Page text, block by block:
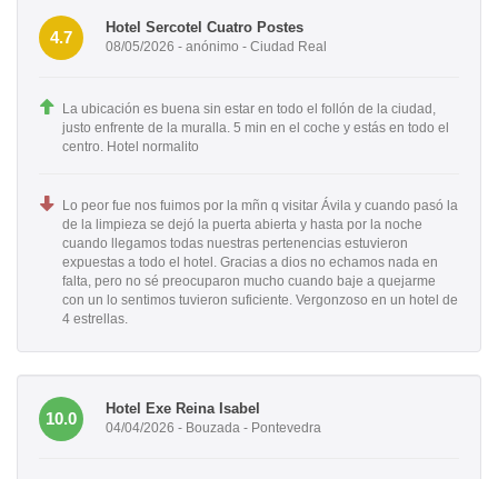
4.7
Hotel Sercotel Cuatro Postes
08/05/2026 - anónimo - Ciudad Real
La ubicación es buena sin estar en todo el follón de la ciudad,
justo enfrente de la muralla. 5 min en el coche y estás en todo el
centro. Hotel normalito
Lo peor fue nos fuimos por la mñn q visitar Ávila y cuando pasó la
de la limpieza se dejó la puerta abierta y hasta por la noche
cuando llegamos todas nuestras pertenencias estuvieron
expuestas a todo el hotel. Gracias a dios no echamos nada en
falta, pero no sé preocuparon mucho cuando baje a quejarme
con un lo sentimos tuvieron suficiente. Vergonzoso en un hotel de
4 estrellas.
10.0
Hotel Exe Reina Isabel
04/04/2026 - Bouzada - Pontevedra